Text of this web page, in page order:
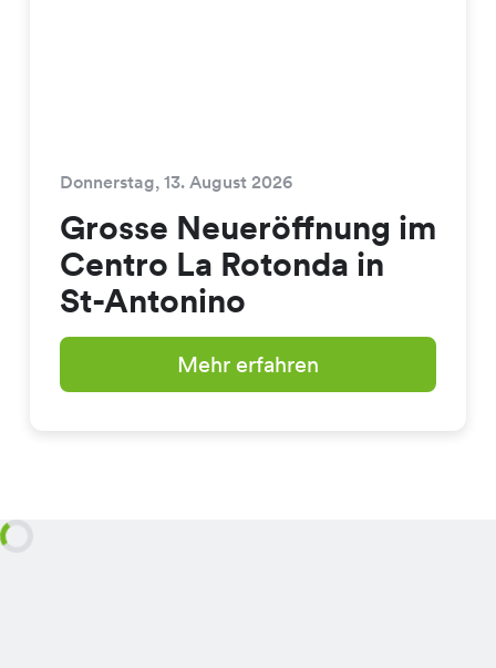
Donnerstag, 13. August 2026
Grosse Neueröffnung im
Centro La Rotonda in
St-Antonino
Mehr erfahren